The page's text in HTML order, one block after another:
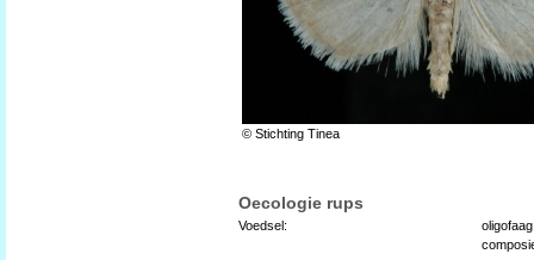
© Stichting Tinea
Oecologie rups
Voedsel: